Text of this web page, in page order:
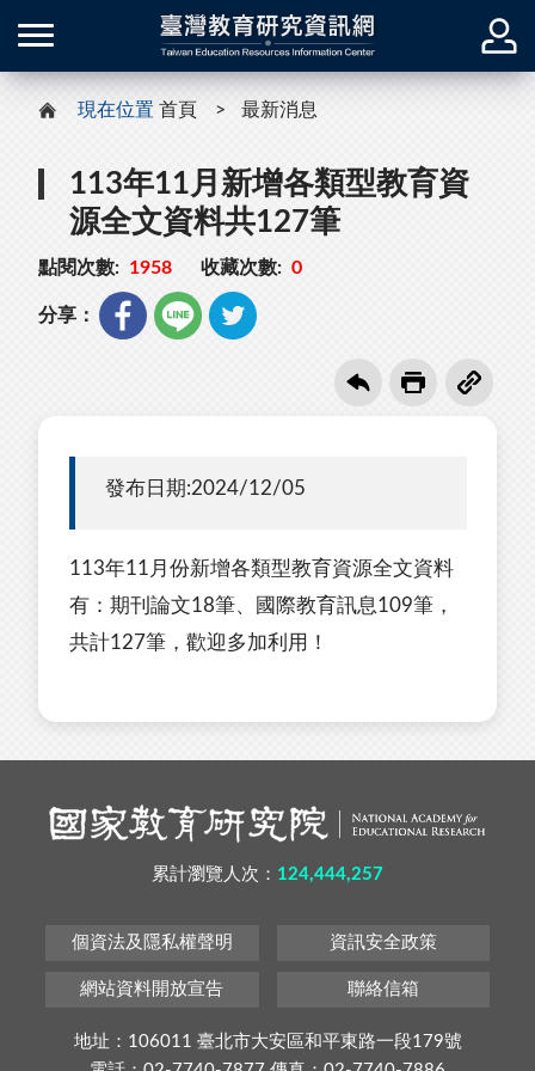
現在位置 首頁 最新消息
113年11月新增各類型教育資
源全文資料共127筆
點閱次數: 1958 收藏次數: 0
分享：
發布日期:2024/12/05
113年11月份新增各類型教育資源全文資料
有：期刊論文18筆、國際教育訊息109筆，
共計127筆，歡迎多加利用！
累計瀏覽人次： 124,444,257
個資法及隱私權聲明 資訊安全政策
網站資料開放宣告 聯絡信箱
地址：106011 臺北市大安區和平東路一段179號